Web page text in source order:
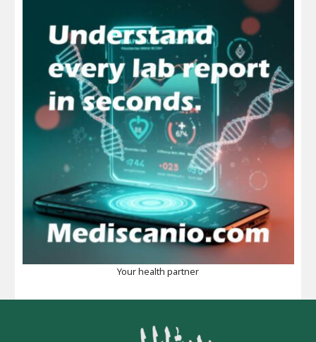
Your health partner